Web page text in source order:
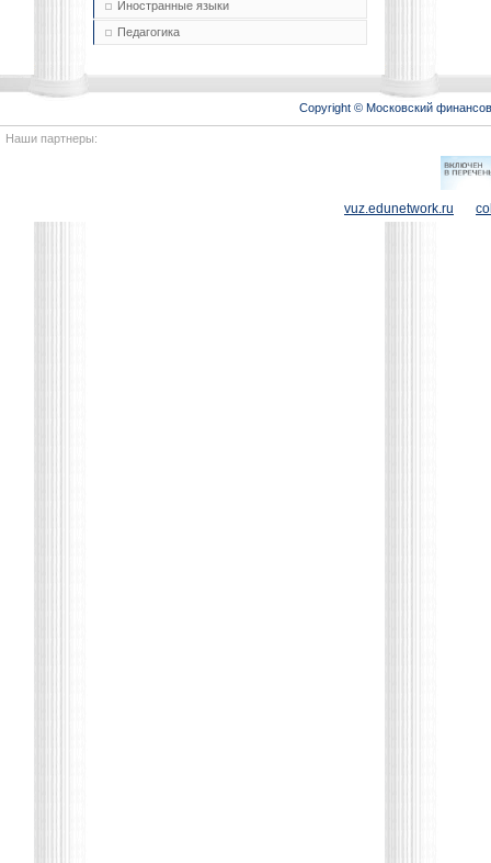
Иностранные языки
Педагогика
Copyright © Московский
Наши партнеры:
vuz.edunetwork.ru